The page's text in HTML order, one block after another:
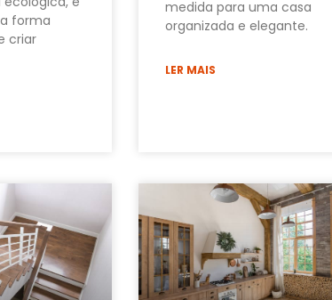
forma
criar
medida para uma casa
organizada e elegante.
LER MAIS